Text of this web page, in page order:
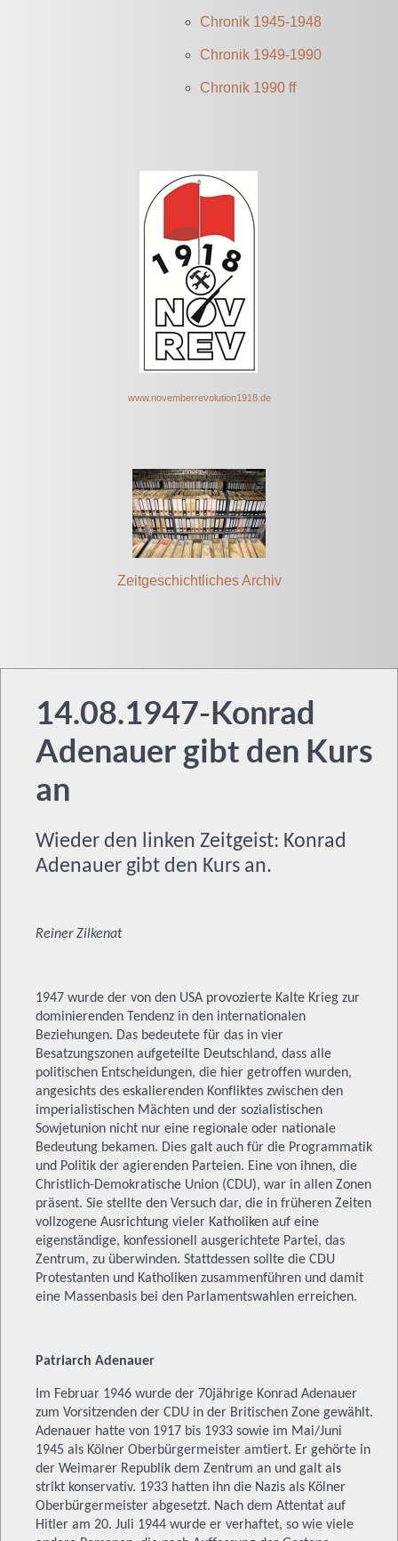
Chronik 1945-1948
Chronik 1949-1990
Chronik 1990 ff
www.novemberrevolution1918.de
Zeitgeschichtliches Archiv
14.08.1947-Konrad
Adenauer gibt den Kurs
an
Wieder den linken Zeitgeist: Konrad
Adenauer gibt den Kurs an.
Reiner Zilkenat
1947 wurde der von den USA provozierte Kalte Krieg zur
dominierenden Tendenz in den internationalen
Beziehungen. Das bedeutete für das in vier
Besatzungszonen aufgeteilte Deutschland, dass alle
politischen Entscheidungen, die hier getroffen wurden,
angesichts des eskalierenden Konfliktes zwischen den
imperialistischen Mächten und der sozialistischen
Sowjetunion nicht nur eine regionale oder nationale
Bedeutung bekamen. Dies galt auch für die Programmatik
und Politik der agierenden Parteien. Eine von ihnen, die
Christlich-Demokratische Union (CDU), war in allen Zonen
präsent. Sie stellte den Versuch dar, die in früheren Zeiten
vollzogene Ausrichtung vieler Katholiken auf eine
eigenständige, konfessionell ausgerichtete Partei, das
Zentrum, zu überwinden. Stattdessen sollte die CDU
Protestanten und Katholiken zusammenführen und damit
eine Massenbasis bei den Parlamentswahlen erreichen.
Patriarch Adenauer
Im Februar 1946 wurde der 70jährige Konrad Adenauer
zum Vorsitzenden der CDU in der Britischen Zone gewählt.
Adenauer hatte von 1917 bis 1933 sowie im Mai/Juni
1945 als Kölner Oberbürgermeister amtiert. Er gehörte in
der Weimarer Republik dem Zentrum an und galt als
strikt konservativ. 1933 hatten ihn die Nazis als Kölner
Oberbürgermeister abgesetzt. Nach dem Attentat auf
Hitler am 20. Juli 1944 wurde er verhaftet, so wie viele